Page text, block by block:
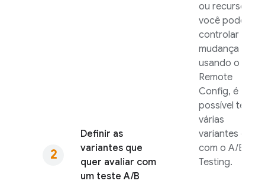
Definir as
variantes que
quer avaliar com
um teste A/B
ou recurso. Se
você pode
controlar essa
mudança
usando o
Remote
Config, é
possível testar
várias
variantes dela
com o A/B
Testing.